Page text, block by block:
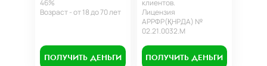
46%
Возраст - от 18 до 70 лет
ПОЛУЧИТЬ ДЕНЬГИ
клиентов.
Лицензия
АРРФР(ҚНРДА) №
02.21.0032.М
ПОЛУЧИТЬ ДЕНЬГИ